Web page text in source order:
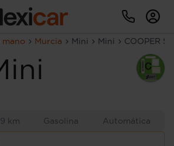
mano Murcia Mini Mini COOPER S
km Gasolina Automática